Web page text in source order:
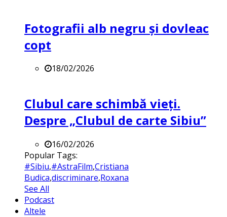
Fotografii alb negru și dovleac
copt
18/02/2026
Clubul care schimbă vieți.
Despre „Clubul de carte Sibiu”
16/02/2026
Popular Tags:
#Sibiu,#AstraFilm,Cristiana
Budica,discriminare,Roxana
See All
Podcast
Altele